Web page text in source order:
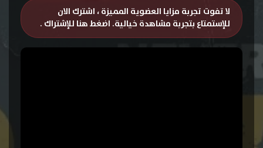
لا تفوت تجربة مزايا العضوية المميزة ، اشترك الان
للإستمتاع بتجربة مشاهدة خيالية. اضغط هنا للإشتراك .